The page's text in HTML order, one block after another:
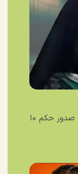
پرونده جنجالی «کلثوم اکبری» پس از صدور حکم ۱۰